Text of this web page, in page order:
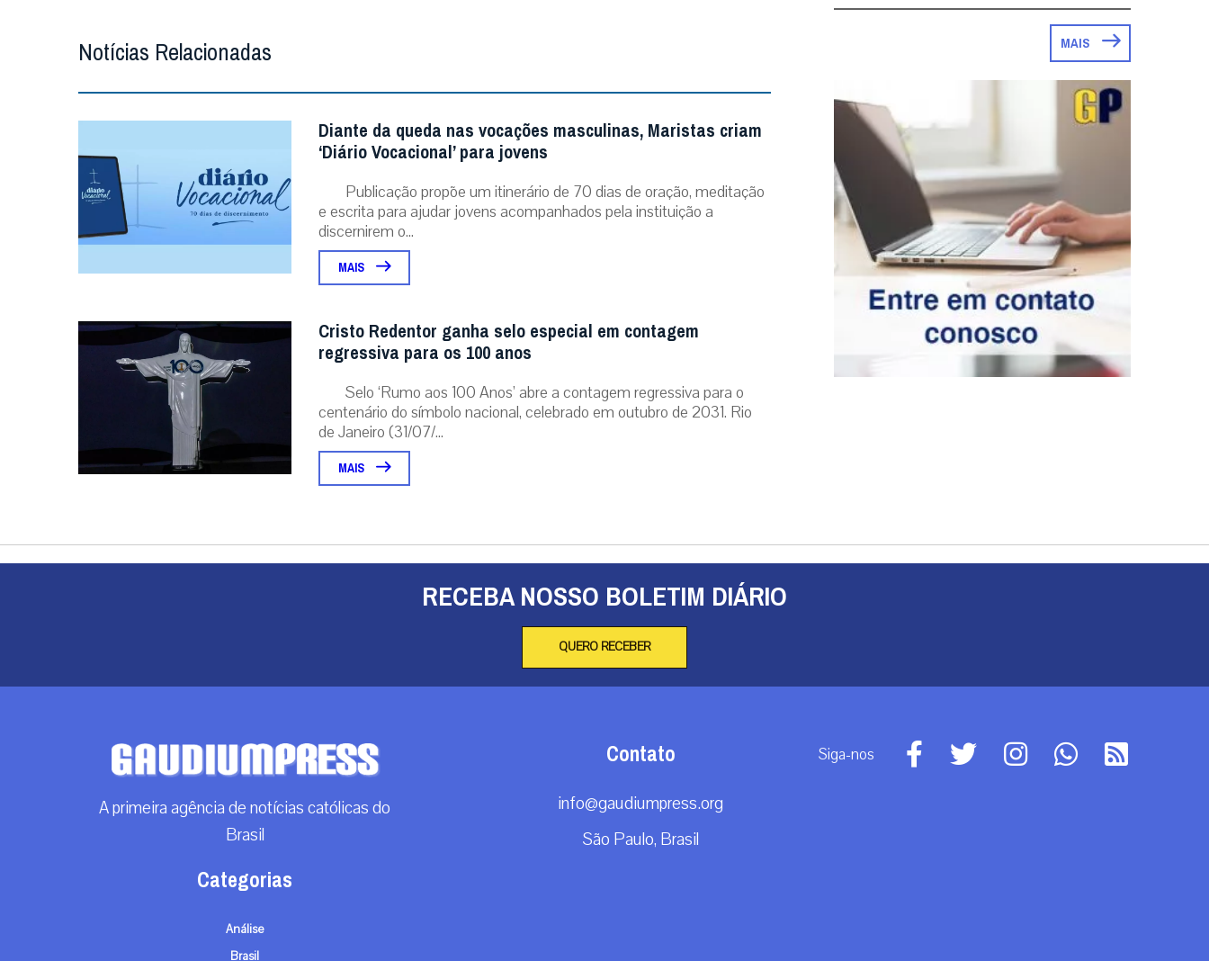
Notícias Relacionadas
Diante da queda nas vocações masculinas, Maristas criam
‘Diário Vocacional’ para jovens
Publicação propõe um itinerário de 70 dias de oração, meditação
e escrita para ajudar jovens acompanhados pela instituição a
discernirem o...
MAIS
Cristo Redentor ganha selo especial em contagem
regressiva para os 100 anos
Selo ‘Rumo aos 100 Anos’ abre a contagem regressiva para o
centenário do símbolo nacional, celebrado em outubro de 2031. Rio
de Janeiro (31/07/...
MAIS
MAIS
RECEBA NOSSO BOLETIM DIÁRIO
QUERO RECEBER
A primeira agência de notícias católicas do
Brasil
Categorias
Análise
Brasil
Contato
info@gaudiumpress.org
São Paulo, Brasil
Siga-nos